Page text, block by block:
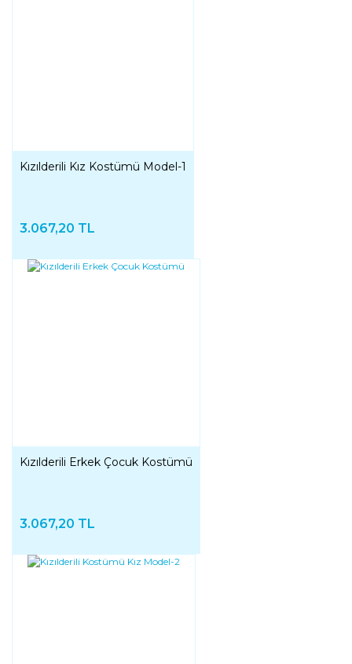
Kızılderili Kız Kostümü Model-1
3.067,20 TL
Kızılderili Erkek Çocuk Kostümü
3.067,20 TL